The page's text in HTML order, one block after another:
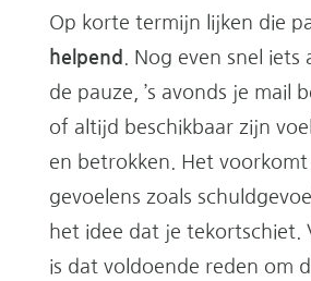
Op korte termijn lijken die
helpend
. Nog even snel
de pauze, ’s avonds je mail
of altijd beschikbaar zijn
en betrokken. Het voorkomt
gevoelens zoals
het idee dat je tekortschiet.
is dat voldoende reden om